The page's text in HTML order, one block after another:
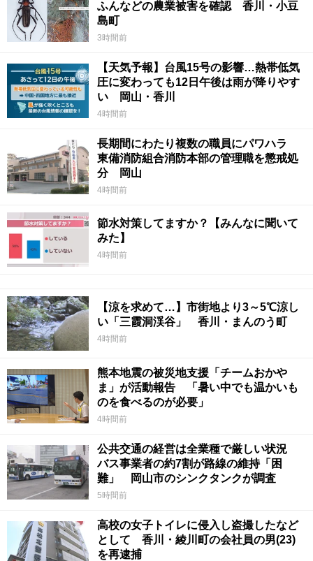
ふんなどの農業被害を確認 香川・小豆
島町
3時間前
【天気予報】台風15号の影響…熱帯低気
圧に変わっても12日午後は雨が降りやす
い 岡山・香川
4時間前
長期間にわたり複数の職員にパワハラ
東備消防組合消防本部の管理職を懲戒処
分 岡山
4時間前
節水対策してますか？【みんなに聞いて
みた】
4時間前
【涼を求めて…】市街地より3～5℃涼し
い「三霞洞渓谷」 香川・まんのう町
4時間前
熊本地震の被災地支援「チームおかや
ま」が活動報告 「暑い中でも温かいも
のを食べるのが必要」
4時間前
公共交通の経営は全業種で厳しい状況
バス事業者の約7割が路線の維持「困
難」 岡山市のシンクタンクが調査
5時間前
高校の女子トイレに侵入し盗撮したなど
として 香川・綾川町の会社員の男(23)
を再逮捕